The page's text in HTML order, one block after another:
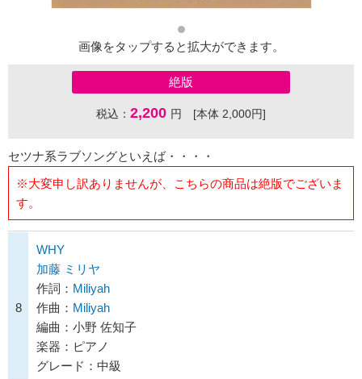
画像をタップすると拡大ができます。
絶版
税込： 2,200 円 [本体 2,000円]
セツナ系ラブソングといえば・・・・
※大変申し訳ありませんが、こちらの商品は絶版でございま
す。
8
WHY
加藤 ミリヤ
作詞： Miliyah
作曲： Miliyah
編曲：小野 佐知子
楽器：ピアノ
グレード：中級